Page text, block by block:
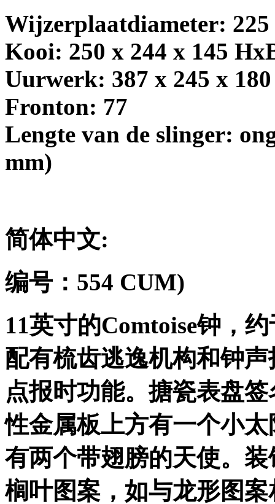
Wijzerplaatdiameter: 225
Kooi: 250 x 244 x 145
Uurwerk: 387 x 245 x
Fronton: 77
Lengte van de slinger:
mm)
简体中文:
编号： 554 CUM)
11英寸的Comtoise钟，约
配有梳齿逃逸机构和钟
点报时功能。搪瓷表盘签
性金属板上方有一个小
有两个带翅膀的天使。
榈叶图案，如与龙形图